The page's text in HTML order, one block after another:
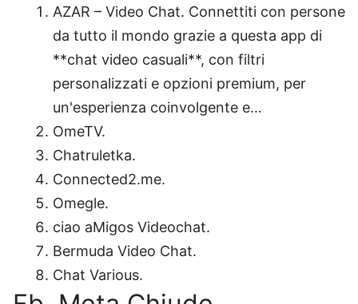
AZAR – Video Chat. Connettiti con persone
da tutto il mondo grazie a questa app di
**chat video casuali**, con filtri
personalizzati e opzioni premium, per
un'esperienza coinvolgente e…
OmeTV.
Chatruletka.
Connected2.me.
Omegle.
ciao aMigos Videochat.
Bermuda Video Chat.
Chat Various.